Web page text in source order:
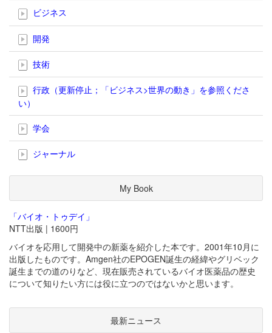
ビジネス
開発
技術
行政（更新停止；「ビジネス>世界の動き」を参照くださ
い）
学会
ジャーナル
My Book
「バイオ・トゥデイ」
NTT出版 | 1600円
バイオを応用して開発中の新薬を紹介した本です。2001年10月に
出版したものです。Amgen社のEPOGEN誕生の経緯やグリベック
誕生までの道のりなど、現在販売されているバイオ医薬品の歴史
について知りたい方には役に立つのではないかと思います。
最新ニュース